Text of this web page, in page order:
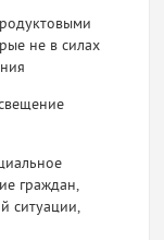
не в силах
граждан,
ситуации,